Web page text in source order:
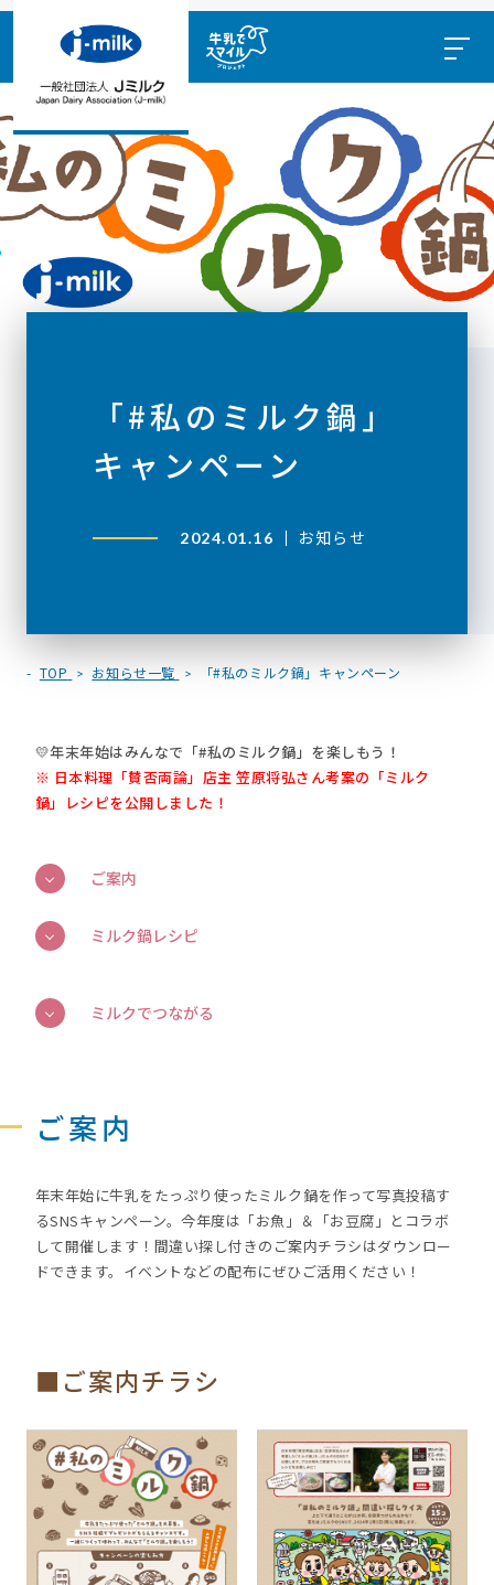
「#私のミルク鍋」
キャンペーン
2024.01.16 お知らせ
TOP お知らせ一覧 「#私のミルク鍋」キャンペーン
💛年末年始はみんなで「#私のミルク鍋」を楽しもう！
※ 日本料理「賛否両論」店主 笠原将弘さん考案の「ミルク
鍋」レシピを公開しました！
ご案内
ミルク鍋レシピ
ミルクでつながる
ご案内
年末年始に牛乳をたっぷり使ったミルク鍋を作って写真投稿す
るSNSキャンペーン。今年度は「お魚」＆「お豆腐」とコラボ
して開催します！間違い探し付きのご案内チラシはダウンロー
ドできます。イベントなどの配布にぜひご活用ください！
■ご案内チラシ